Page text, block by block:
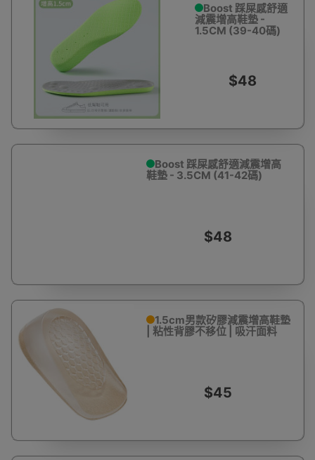
Boost 踩屎感舒適
減震增高鞋墊 -
1.5CM (39-40碼)
$48
Boost 踩屎感舒適減震增高
鞋墊 - 3.5CM (41-42碼)
$48
1.5cm男款矽膠減震增高鞋墊
| 粘性背膠不移位 | 吸汗面料
$45